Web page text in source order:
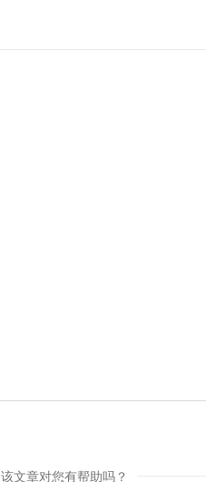
该文章对您有帮助吗？